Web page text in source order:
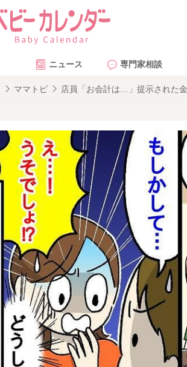
ニュース 専門家相談
ママトピ 店員「お会計は…」提示された